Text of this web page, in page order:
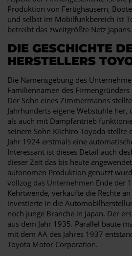
Produktion von Fertighäusern,
und selbst im Mobilfunkbereich ist
betreibt das zweitgrößte Netz Japans.
DIE GESCHICHTE
HERSTELLERS
Die Namensgebung des
Familiennamen des Firmengründers
Der Sohn eines Zimmermanns
Jahrhunderts eigene Webstühle her,
als auch mit Dampfantrieb
seinem Sohn Kiichiro Toyoda stellte
Jahr 1924 erstmals eine
Interessant ist dieses Detail auch
dieser Zeit das bis heute
autonomen Produktion genutzt
vollzog das Unternehmen Ende der
Kehrtwende, verkaufte die Rechte
investierte in die
noch junge Branche in Japan. Der
aus dem Jahr 1935. Parallel baute
mit dem AA des Jahres 1937
Toyota Motor Corporation.